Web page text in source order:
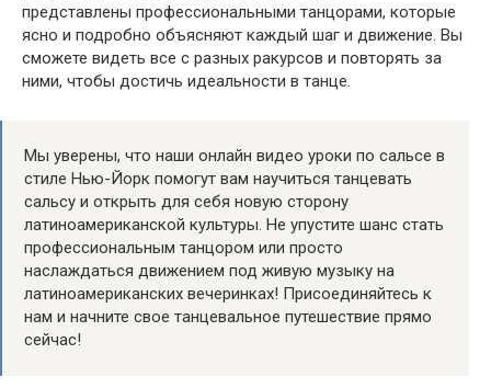
представлены профессиональными танцорами, которые
ясно и подробно объясняют каждый шаг и движение. Вы
сможете видеть все с разных ракурсов и повторять за
ними, чтобы достичь идеальности в танце.
Мы уверены, что наши онлайн видео уроки по сальсе в
стиле Нью-Йорк помогут вам научиться танцевать
сальсу и открыть для себя новую сторону
латиноамериканской культуры. Не упустите шанс стать
профессиональным танцором или просто
наслаждаться движением под живую музыку на
латиноамериканских вечеринках! Присоединяйтесь к
нам и начните свое танцевальное путешествие прямо
сейчас!